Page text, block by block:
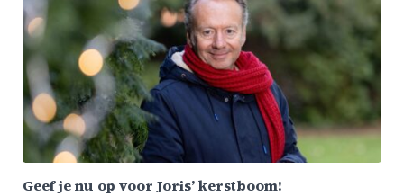
Geef je nu op voor Joris’ kerstboom!